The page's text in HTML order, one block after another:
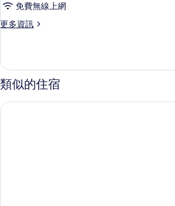
免費無線上網
更多資訊
更
的
詳
情
類似的住宿
水上あらたし